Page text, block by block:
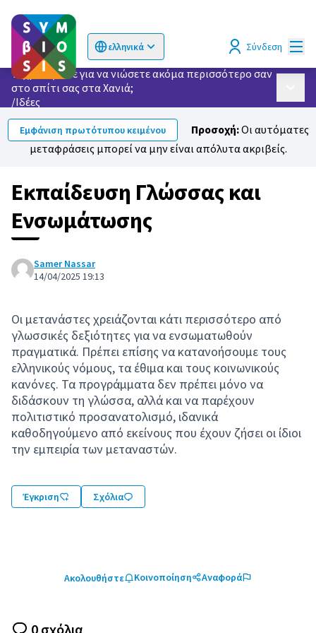
ελληνικά
Choose language Επιλογή γλώσσας Σύνδεση
Τι χρειάζεστε για να νιώσετε ακόμα περισσότερο σαν
στο σπίτι σας στα Χανιά;
/Ιδέες
Εμφάνιση πρωτότυπου κειμένου Προσοχή:Οι αυτόματες
μεταφράσεις μπορεί να μην είναι απόλυτα ακριβείς.
Εκπαίδευση Γλώσσας και
Ενσωμάτωσης
Samer Nassar
14/04/2025 19:13
Οι μετανάστες χρειάζονται κάτι περισσότερο από
γλωσσικές δεξιότητες για να ενσωματωθούν
πραγματικά. Πρέπει επίσης να κατανοήσουμε τους
ελληνικούς νόμους, τα έθιμα και τους κοινωνικούς
κανόνες. Τα προγράμματα δεν πρέπει μόνο να
διδάσκουν τη γλώσσα, αλλά και να παρέχουν
πολιτιστικό προσανατολισμό, ιδανικά
καθοδηγούμενο από εκείνους που έχουν ζήσει οι ίδιοι
την εμπειρία των μεταναστών.
Έγκριση Σχόλια
Ακολουθήστε Κοινοποίηση Αναφορά
0 σχόλια